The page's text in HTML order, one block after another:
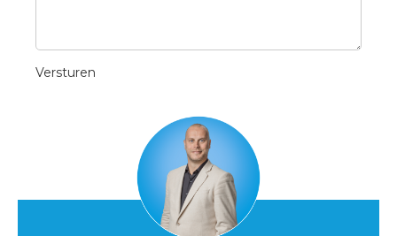
Versturen